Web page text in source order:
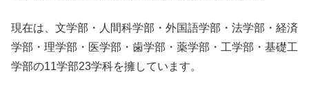
現在は、文学部・人間科学部・外国語学部・法学部・経済
学部・理学部・医学部・歯学部・薬学部・工学部・基礎工
学部の11学部23学科を擁しています。